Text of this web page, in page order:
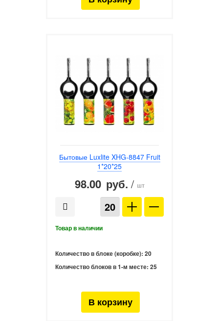
Бытовые Luxlite XHG-8847 Fruit
1*20*25
98.00 руб. / шт
Количество в блоке (коробке): 20
Количество блоков в 1-м месте: 25